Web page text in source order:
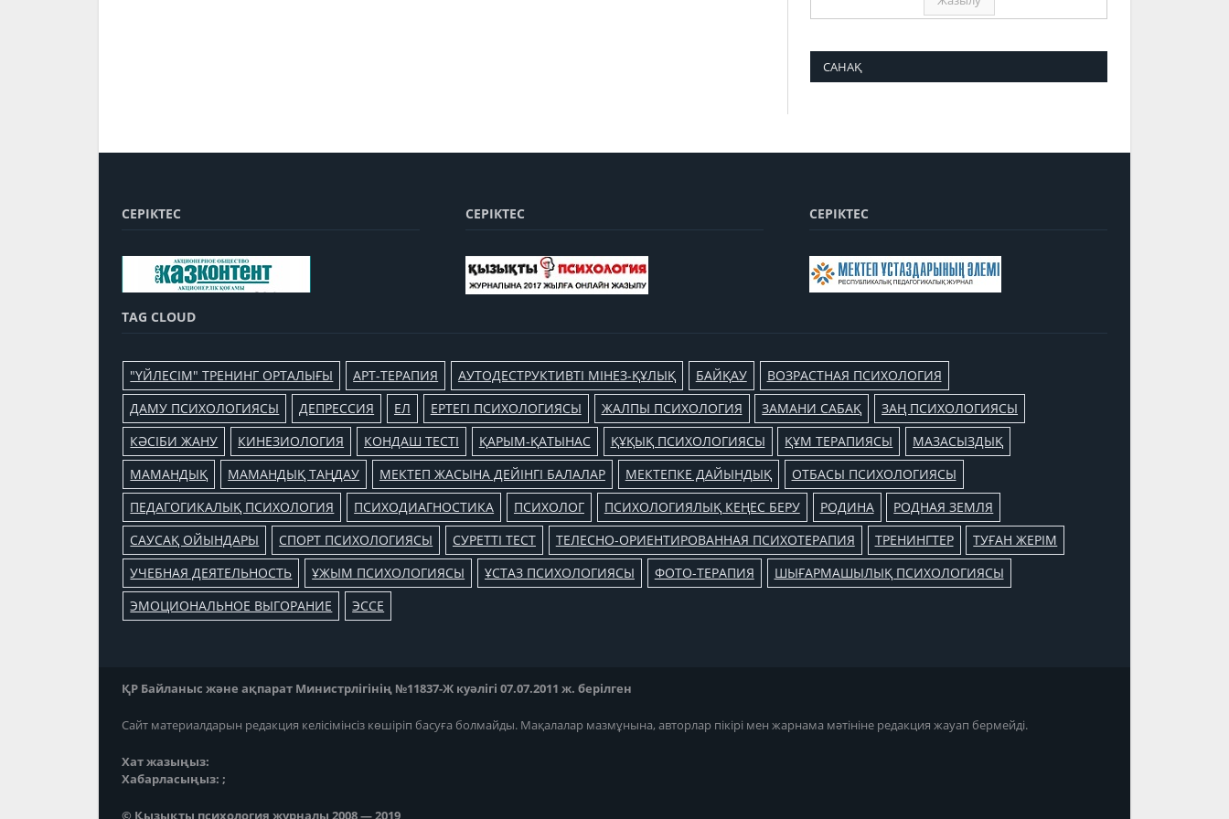
САНАҚ
СЕРІКТЕС СЕРІКТЕС СЕРІКТЕС
TAG CLOUD
"ҮЙЛЕСІМ" ТРЕНИНГ ОРТАЛЫҒЫ АРТ-ТЕРАПИЯ АУТОДЕСТРУКТИВТІ МІНЕЗ-ҚҰЛЫҚ БАЙҚАУ
ВОЗРАСТНАЯ ПСИХОЛОГИЯ
ДАМУ ПСИХОЛОГИЯСЫ
ДЕПРЕССИЯ ЕЛ ЕРТЕГІ ПСИХОЛОГИЯСЫ ЖАЛПЫ ПСИХОЛОГИЯ ЗАМАНИ САБАҚ
ЗАҢ ПСИХОЛОГИЯСЫ
КӘСІБИ ЖАНУ
КИНЕЗИОЛОГИЯ КОНДАШ ТЕСТІ ҚАРЫМ-ҚАТЫНАС ҚҰҚЫҚ ПСИХОЛОГИЯСЫ ҚҰМ ТЕРАПИЯСЫ
МАЗАСЫЗДЫҚ
МАМАНДЫҚ
МАМАНДЫҚ ТАҢДАУ МЕКТЕП ЖАСЫНА ДЕЙІНГІ БАЛАЛАР МЕКТЕПКЕ ДАЙЫНДЫҚ
ОТБАСЫ ПСИХОЛОГИЯСЫ
ПЕДАГОГИКАЛЫҚ ПСИХОЛОГИЯ
ПСИХОДИАГНОСТИКА ПСИХОЛОГ ПСИХОЛОГИЯЛЫҚ КЕҢЕС БЕРУ РОДИНА
РОДНАЯ ЗЕМЛЯ
САУСАҚ ОЙЫНДАРЫ
СПОРТ ПСИХОЛОГИЯСЫ СУРЕТТІ ТЕСТ ТЕЛЕСНО-ОРИЕНТИРОВАННАЯ ПСИХОТЕРАПИЯ ТРЕНИНГТЕР
ТУҒАН ЖЕРІМ
УЧЕБНАЯ ДЕЯТЕЛЬНОСТЬ
ҰЖЫМ ПСИХОЛОГИЯСЫ ҰСТАЗ ПСИХОЛОГИЯСЫ ФОТО-ТЕРАПИЯ
ШЫҒАРМАШЫЛЫҚ ПСИХОЛОГИЯСЫ
ЭМОЦИОНАЛЬНОЕ ВЫГОРАНИЕ
ЭССЕ
ҚР Байланыс және ақпарат Министрлігінің №11837-Ж куәлігі 07.07.2011 ж. берілген
Сайт материалдарын редакция келісімінсіз көшіріп басуға болмайды. Мақалалар мазмұнына, авторлар пікірі мен жарнама мәтініне редакция жауап бермейді.
Хат жазыңыз:
Хабарласыңыз: ;
© Қызықты психология журналы 2008 — 2019